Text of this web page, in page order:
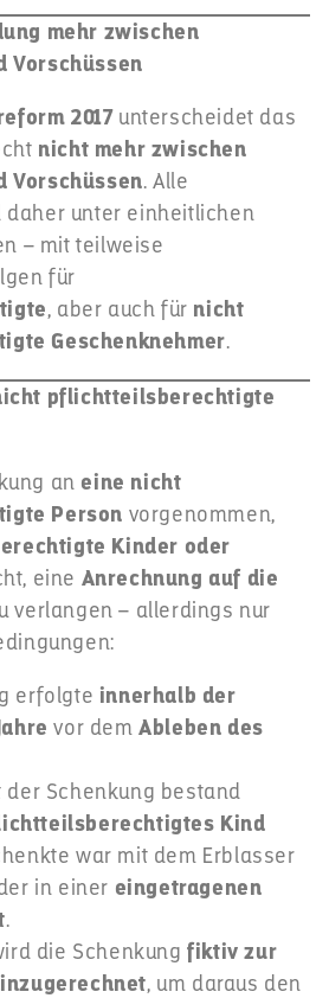
mehr zwischen
Vorschüssen
2017unterscheidet das
nicht mehr zwischen
Vorschüssen. Alle
daher unter einheitlichen
– mit teilweise
für
, aber auch für nicht
Geschenknehmer.
pflichtteilsberechtigte
an eine nicht
Person vorgenommen,
Kinder oder
eine Anrechnung auf die
verlangen – allerdings nur
erfolgte innerhalb der
vor demAbleben des
der Schenkung bestand
Kind
war mit dem Erblasser
in einer eingetragenen
.
die Schenkungfiktiv zur
, um daraus den